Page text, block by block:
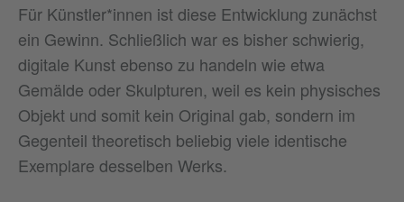
Für Künstler*innen ist diese Entwicklung zunächst
ein Gewinn. Schließlich war es bisher schwierig,
digitale Kunst ebenso zu handeln wie etwa
Gemälde oder Skulpturen, weil es kein physisches
Objekt und somit kein Original gab, sondern im
Gegenteil theoretisch beliebig viele identische
Exemplare desselben Werks.